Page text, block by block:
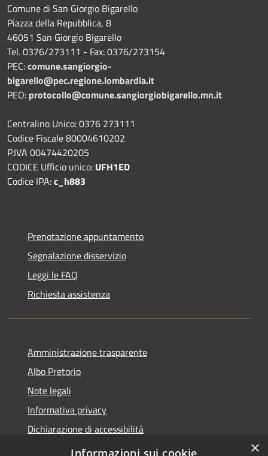
Comune di San Giorgio Bigarello
Piazza della Repubblica, 8
46051 San Giorgio Bigarello
Tel. 0376/273111 - Fax: 0376/273154
PEC:comune.sangiorgio-
bigarello@pec.regione.lombardia.it
PEO: protocollo@comune.sangiorgiobigarello.mn.it
Centralino Unico: 0376 273111
Codice Fiscale 80004610202
P.IVA 00474420205
CODICE Ufficio unico: UFH1ED
Codice IPA:c_h883
Prenotazione appuntamento
Segnalazione disservizio
Leggi le FAQ
Richiesta assistenza
Amministrazione trasparente
Albo Pretorio
Note legali
Informativa privacy
Dichiarazione di accessibilità
Obiettivi di accessibilità
×
Informazioni sui cookie